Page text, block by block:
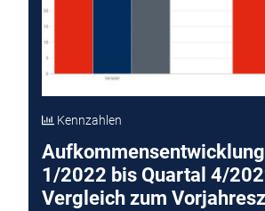
Kennzahlen
Aufkommensentwicklung
1/2022 bis Quartal 4/
Vergleich zum